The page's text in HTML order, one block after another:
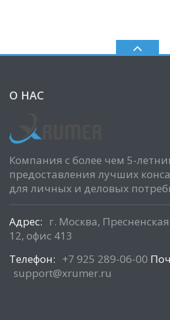
О НАС
Компания с более чем 5-
предоставления лучших
для личных и деловых
Адрес: г. Москва,
12, офис 413
Телефон: +7 925 289-06-00
support@xrumer.ru